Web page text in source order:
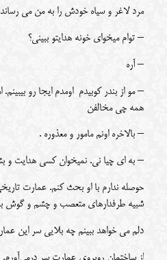
مرد لاغر و سیاه خودش را به من می
– توام میخوای خونه هدایتو ببینی؟
– آره
– مو از بندر کوبیدم اومدم ایجا رو بیبینم.
همه چی مخالفن
– بالاخره اونم مامور و معذوره .
– به ای چیا نی. نمیخوان کسی هدایت و
حوصله ندارم با او بحث کنم. عمارت
شبیه طرفدارهای متعصب و چشم و گوش
دلم می خواهد ببینم چه بلایی سر این